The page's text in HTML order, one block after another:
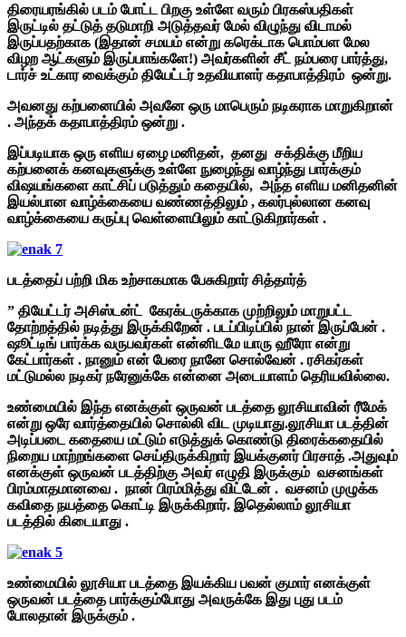
திரையரங்கில் படம் போட்ட பிறகு உள்ளே வரும் பிரகஸ்பதிகள்
இருட்டில் தட்டுத் தடுமாறி அடுத்தவர் மேல் விழுந்து விடாமல்
இருப்பதற்காக (இதான் சமயம் என்று கரெக்டாக பொம்பள மேல
விழற ஆட்களும் இருப்பாங்களே!) அவர்களின் சீட் நம்பரை பார்த்து,
டார்ச் உட்கார வைக்கும் தியேட்டர் உதவியாளர் கதாபாத்திரம் ஒன்று.
அவனது கற்பனையில் அவனே ஒரு மாபெரும் நடிகராக மாறுகிறான்
. அந்தக் கதாபாத்திரம் ஒன்று .
இப்படியாக ஒரு எளிய ஏழை மனிதன், தனது சக்திக்கு மீறிய
கற்பனைக் கனவுகளுக்கு உள்ளே நுழைந்து வாழ்ந்து பார்க்கும்
விஷயங்களை காட்சிப் படுத்தும் கதையில், அந்த எளிய மனிதனின்
இயல்பான வாழ்க்கையை வண்ணத்திலும் , கலர்புல்லான கனவு
வாழ்க்கையை கருப்பு வெள்ளையிலும் காட்டுகிறார்கள் .
படத்தைப் பற்றி மிக உற்சாகமாக பேசுகிறார் சித்தார்த்
” தியேட்டர் அசிஸ்டன்ட் கேரக்டருக்காக முற்றிலும் மாறுபட்ட
தோற்றத்தில் நடித்து இருக்கிறேன் . படப்பிடிப்பில் நான் இருப்பேன் .
ஷூட்டிங் பார்க்க வருபவர்கள் என்னிடமே யாரு ஹீரோ என்று
கேட்பார்கள் . நானும் என் பேரை நானே சொல்வேன் . ரசிகர்கள்
மட்டுமல்ல நடிகர் நரேனுக்கே என்னை அடையாளம் தெரியவில்லை.
உண்மையில் இந்த எனக்குள் ஒருவன் படத்தை லூசியாவின் ரீமேக்
என்று ஒரே வார்த்தையில் சொல்லி விட முடியாது.லூசியா படத்தின்
அடிப்படை கதையை மட்டும் எடுத்துக் கொண்டு திரைக்கதையில்
நிறைய மாற்றங்களை செய்திருக்கிறார் இயக்குனர் பிரசாத் .அதுவும்
எனக்குள் ஒருவன் படத்திற்கு அவர் எழுதி இருக்கும் வசனங்கள்
பிரம்மாதமானவை . நான் பிரம்மித்து விட்டேன் . வசனம் முழுக்க
கவிதை நயத்தை கொட்டி இருக்கிறார். இதெல்லாம் லூசியா
படத்தில் கிடையாது .
உண்மையில் லூசியா படத்தை இயக்கிய பவன் குமார் எனக்குள்
ஒருவன் படத்தை பார்க்கும்போது அவருக்கே இது புது படம்
போலதான் இருக்கும் .